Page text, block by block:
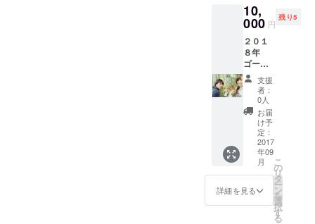
10,
000 円
残り5
２０１
８年
ゴール
デン
ウィー
クあた
りに実
施。日
程調整
できま
す。１
口で支
援者と
同伴者
３名ま
で参加
支援
者：
0人
お届
け予
定：
2017
年09
月
詳細を見る
こ
の
リ
タ
ー
ン
を
選
択
す
る